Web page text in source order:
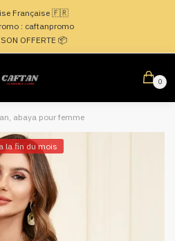
Française 🇫🇷
: caftanpromo
OFFERTE 📦
0
abaya pour femme
la fin du mois